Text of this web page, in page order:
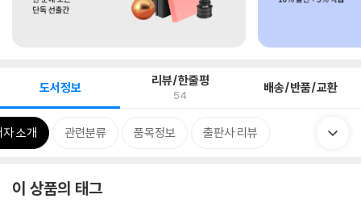
도서정보 리뷰/한줄평
54 배송/반품/교환
자 소개 관련분류 품목정보 출판사 리뷰
이 상품의 태그